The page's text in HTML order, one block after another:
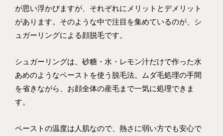
が思い浮かびますが、それぞれにメリットとデメリット
があります。そのような中で注目を集めているのが、シ
ュガーリングによる顔脱毛です。
シュガーリングは、砂糖・水・レモン汁だけで作った水
あめのようなペーストを使う脱毛法。ムダ毛処理の手間
を省きながら、お顔全体の産毛まで一気に処理できま
す。
ペーストの温度は人肌なので、熱さに弱い方でも安心で